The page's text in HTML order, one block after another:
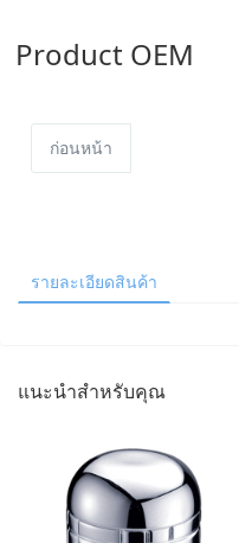
Product OEM
ก่อนหน้า
รายละเอียดสินค้า
แนะนำสำหรับคุณ